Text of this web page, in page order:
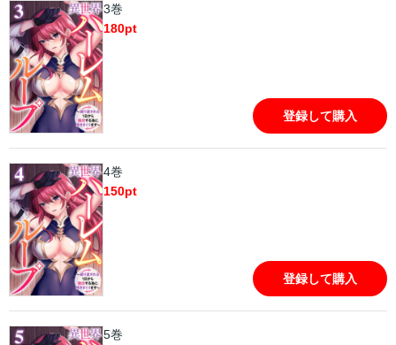
3巻
180pt
登録して購入
4巻
150pt
登録して購入
5巻